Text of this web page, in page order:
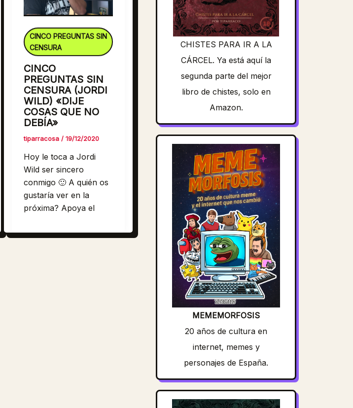
CINCO PREGUNTAS SIN
CENSURA
CINCO
PREGUNTAS SIN
CENSURA (JORDI
WILD) «DIJE
COSAS QUE NO
DEBÍA»
tiparracosa / 19/12/2020
Hoy le toca a Jordi
Wild ser sincero
conmigo 🙂 A quién os
gustaría ver en la
próxima? Apoya el
CHISTES PARA IR A LA
CÁRCEL. Ya está aquí la
segunda parte del mejor
libro de chistes, solo en
Amazon.
MEMEMORFOSIS
20 años de cultura en
internet, memes y
personajes de España.